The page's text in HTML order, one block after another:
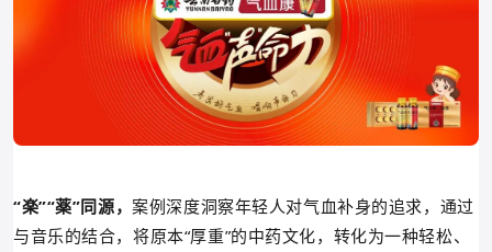
“楽”“薬”同源，案例深度洞察年轻人对气血补身的追求，通过
与音乐的结合，将原本“厚重”的中药文化，转化为一种轻松、